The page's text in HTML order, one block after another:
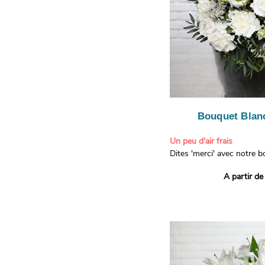
Bouquet
Un peu d'air frais
Dites 'merci' avec notre
de limonium blanc, ce
symbolisent l'amour et
le limonium blanc ajoute
A partir